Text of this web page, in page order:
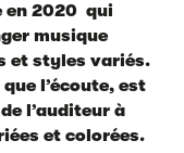
en 2020 qui
musique
et styles variés.
l’écoute, est
l’auditeur à
et colorées.